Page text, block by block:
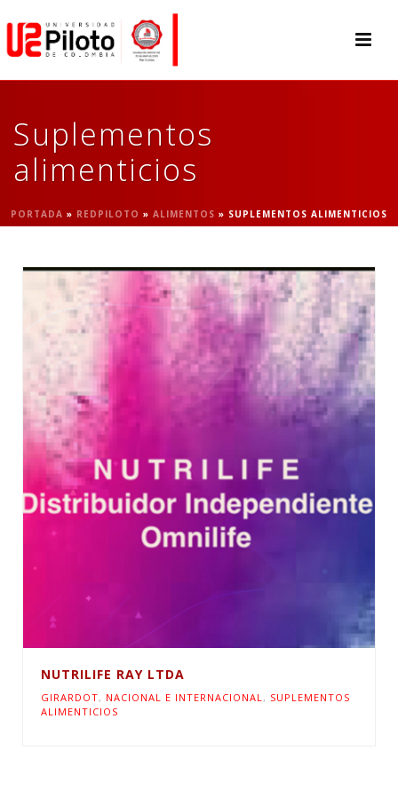
Suplementos
alimenticios
PORTADA » REDPILOTO » ALIMENTOS » SUPLEMENTOS ALIMENTICIOS
NUTRILIFE RAY LTDA
GIRARDOT, NACIONAL E INTERNACIONAL, SUPLEMENTOS
ALIMENTICIOS